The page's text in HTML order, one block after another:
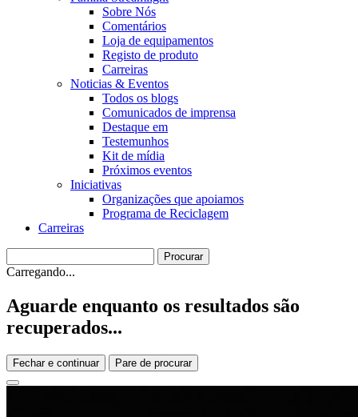
Sobre Nós
Comentários
Loja de equipamentos
Registo de produto
Carreiras
Noticias & Eventos
Todos os blogs
Comunicados de imprensa
Destaque em
Testemunhos
Kit de mídia
Próximos eventos
Iniciativas
Organizações que apoiamos
Programa de Reciclagem
Carreiras
Carregando...
Aguarde enquanto os resultados são
recuperados...
Fechar e continuar Pare de procurar